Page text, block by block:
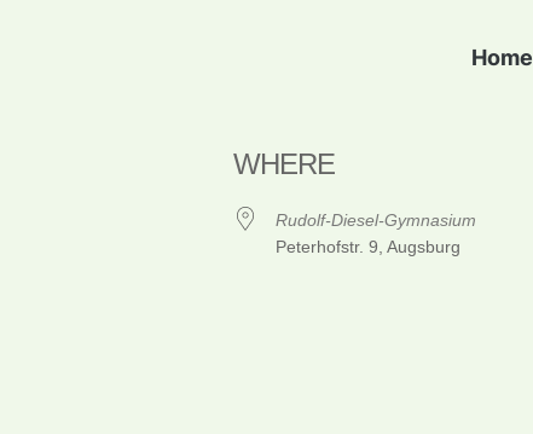
Home
WHERE
Rudolf-Diesel-Gymnasium
Peterhofstr. 9, Augsburg